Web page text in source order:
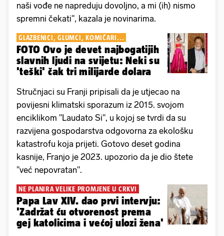
naši vođe ne napreduju dovoljno, a mi (ih) nismo
spremni čekati", kazala je novinarima.
GLAZBENICI, GLUMCI, KOMIČARI...
FOTO Ovo je devet najbogatijih
slavnih ljudi na svijetu: Neki su
'teški' čak tri milijarde dolara
Stručnjaci su Franji pripisali da je utjecao na
povijesni klimatski sporazum iz 2015. svojom
enciklikom "Laudato Si", u kojoj se tvrdi da su
razvijena gospodarstva odgovorna za ekološku
katastrofu koja prijeti. Gotovo deset godina
kasnije, Franjo je 2023. upozorio da je dio štete
"već nepovratan".
NE PLANIRA VELIKE PROMJENE U CRKVI
Papa Lav XIV. dao prvi intervju:
'Zadržat ću otvorenost prema
gej katolicima i većoj ulozi žena'